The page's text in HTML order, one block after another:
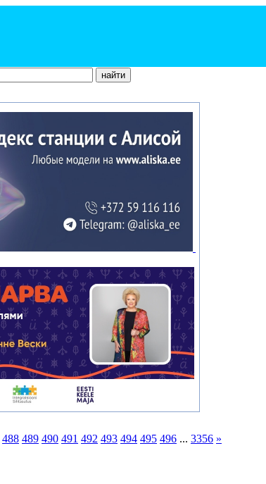
488 489 490 491 492 493 494 495 496 ... 3356 »